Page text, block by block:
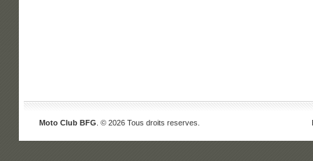
Moto Club BFG . © 2026 Tous droits reserves.